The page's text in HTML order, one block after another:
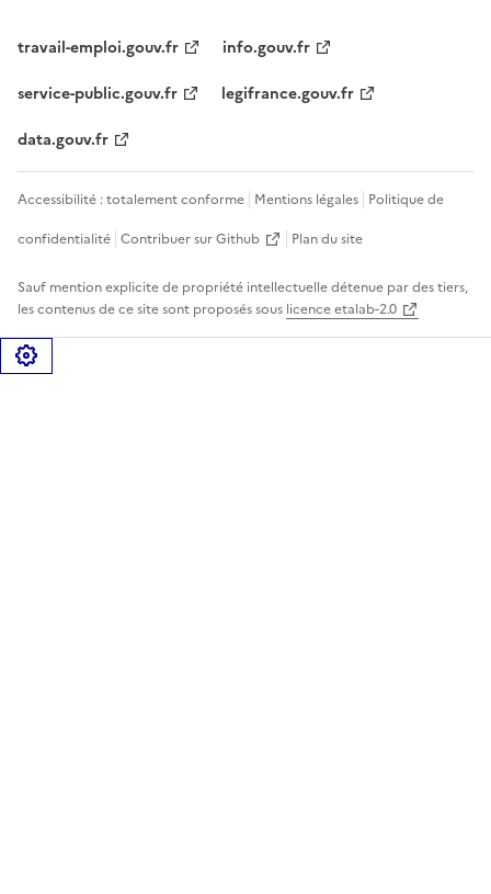
travail-emploi.gouv.fr
info.gouv.fr
service-public.gouv.fr
legifrance.gouv.fr
data.gouv.fr
Accessibilité : totalement conforme Mentions légales Politique de
confidentialité Contribuer sur Github Plan du site
Sauf mention explicite de propriété intellectuelle détenue par des tiers,
les contenus de ce site sont proposés sous licence etalab-2.0
Gérer les cookies